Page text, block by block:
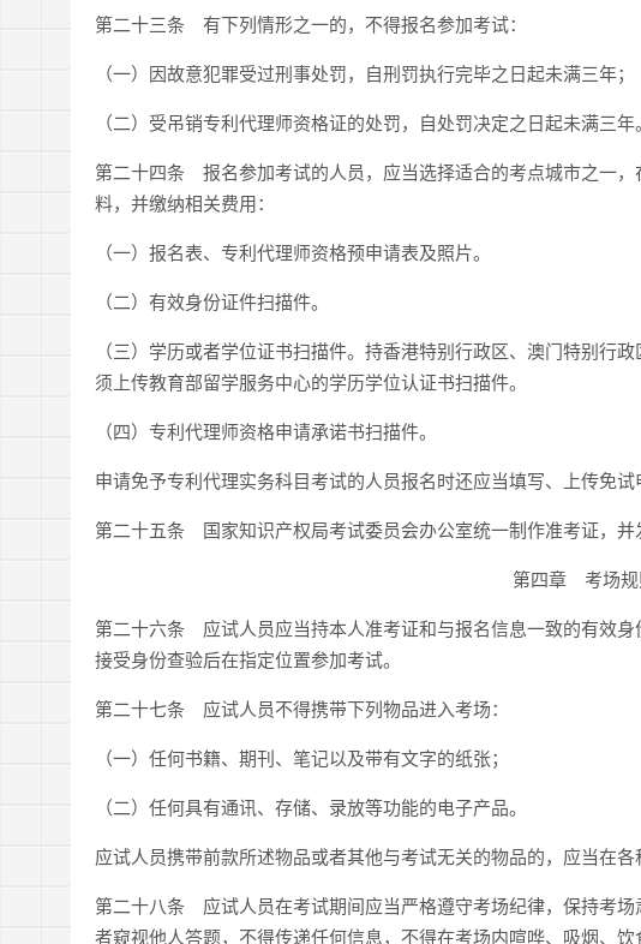
第二十三条 有下列情形之一的，不得报名参加考试：
（一）因故意犯罪受过刑事处罚，自刑罚执行完毕之日起未满三年；
（二）受吊销专利代理师资格证的处罚，自处罚决定之日起未满三年。
第二十四条 报名参加考试的人员，应当选择适合的考点城市之一
料，并缴纳相关费用：
（一）报名表、专利代理师资格预申请表及照片。
（二）有效身份证件扫描件。
（三）学历或者学位证书扫描件。持香港特别行政区、澳门特别行
须上传教育部留学服务中心的学历学位认证书扫描件。
（四）专利代理师资格申请承诺书扫描件。
申请免予专利代理实务科目考试的人员报名时还应当填写、上传免
第二十五条 国家知识产权局考试委员会办公室统一制作准考证，并
第四章 考场规
第二十六条 应试人员应当持本人准考证和与报名信息一致的有效身
接受身份查验后在指定位置参加考试。
第二十七条 应试人员不得携带下列物品进入考场：
（一）任何书籍、期刊、笔记以及带有文字的纸张；
（二）任何具有通讯、存储、录放等功能的电子产品。
应试人员携带前款所述物品或者其他与考试无关的物品的，应当在各
第二十八条 应试人员在考试期间应当严格遵守考场纪律，保持考
者窥视他人答题，不得传递任何信息，不得在考场内喧哗、吸烟、饮